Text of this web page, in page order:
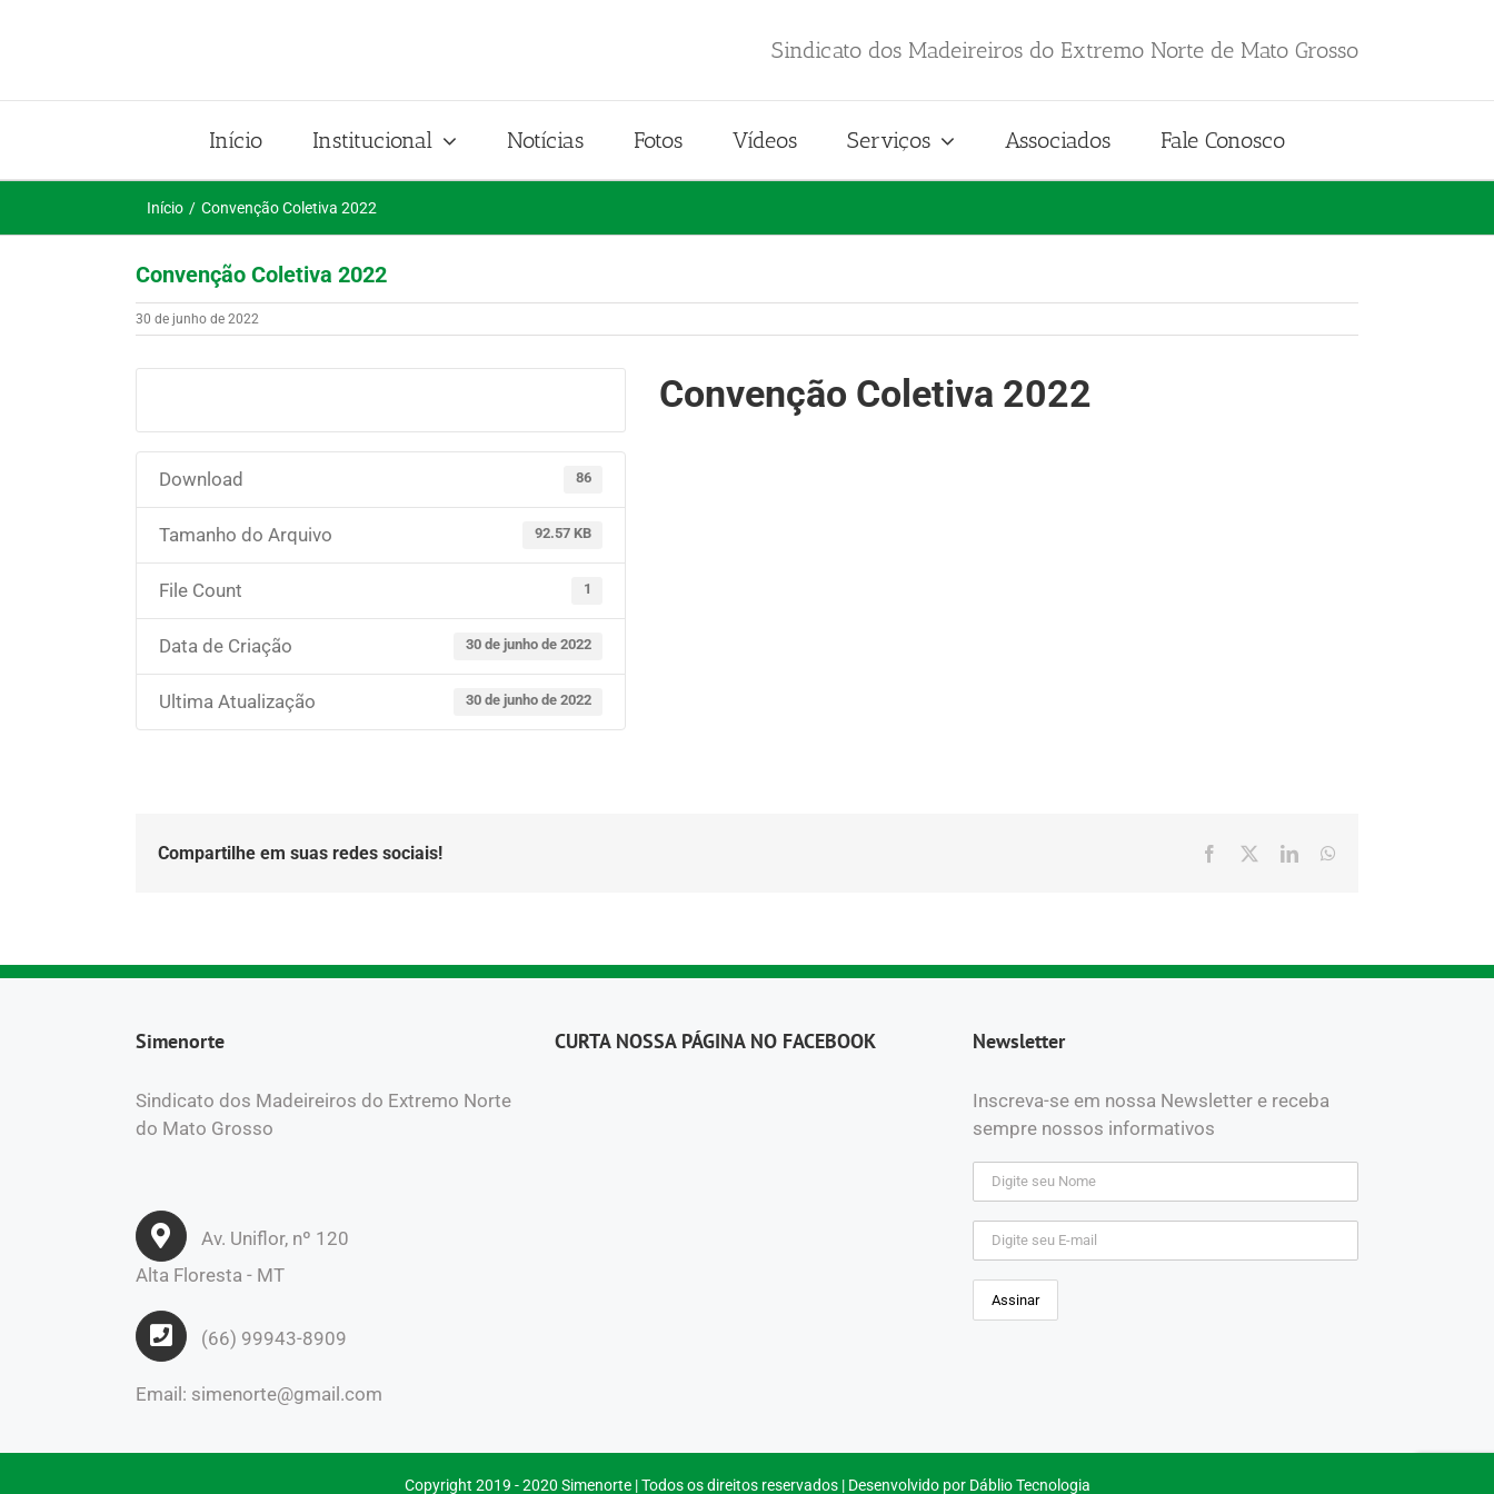
conteúdo
Sindicato dos Madeireiros do Extremo Norte de Mato Grosso
Início Institucional Notícias Fotos Vídeos Serviços Associados Fale Conosco
Início Convenção Coletiva 2022
Convenção Coletiva 2022
30 de junho de 2022
Download 86
Tamanho do Arquivo 92.57 KB
File Count 1
Data de Criação 30 de junho de 2022
Ultima Atualização 30 de junho de 2022
Convenção Coletiva 2022
Compartilhe em suas redes sociais! Facebook LinkedIn
Simenorte
Sindicato dos Madeireiros do Extremo Norte
do Mato Grosso
Av. Uniflor, nº 120
Alta Floresta - MT
(66) 99943-8909
Email: simenorte@gmail.com
CURTA NOSSA PÁGINA NO FACEBOOK Newsletter
Inscreva-se em nossa Newsletter e receba
sempre nossos informativos
Copyright 2019 - 2020 Simenorte | Todos os direitos reservados | Desenvolvido por Dáblio Tecnologia